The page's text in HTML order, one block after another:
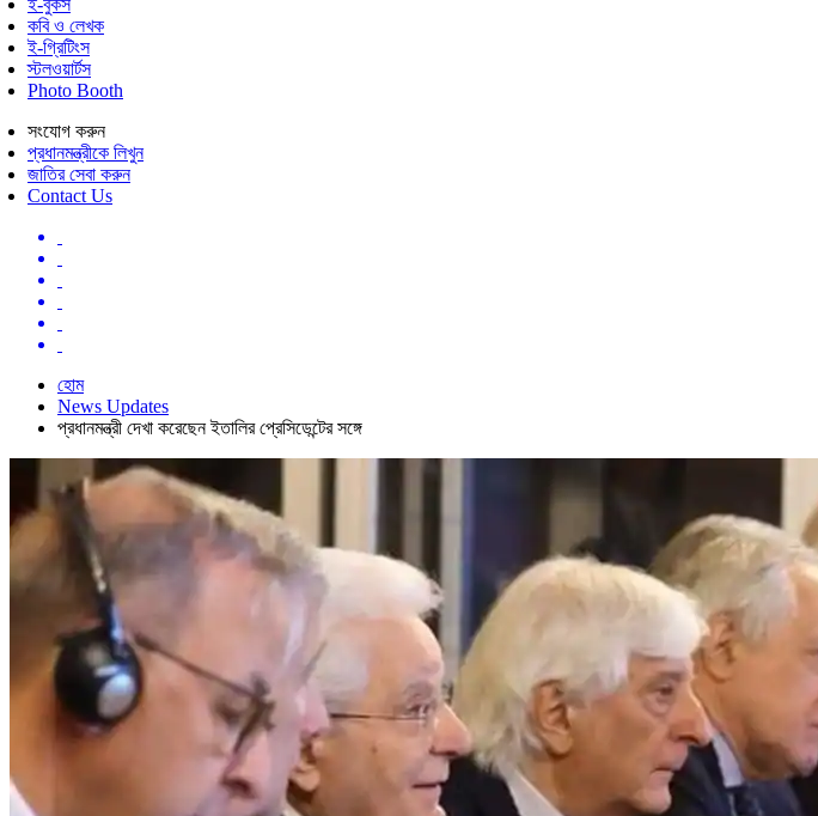
ই-বুকস
কবি ও লেখক
ই-গ্রিটিংস
স্টলওয়ার্টস
Photo Booth
সংযোগ করুন
প্রধানমন্ত্রীকে লিখুন
জাতির সেবা করুন
Contact Us
হোম
News Updates
প্রধানমন্ত্রী দেখা করেছেন ইতালির প্রেসিডেন্টের সঙ্গে